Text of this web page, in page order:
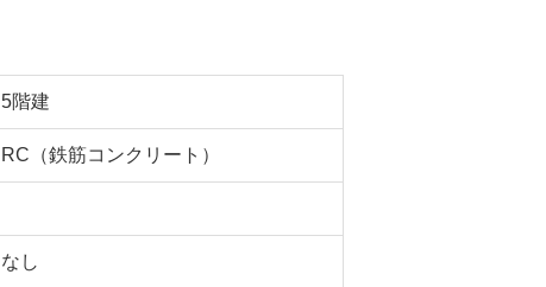
5階建
RC（鉄筋コンクリート）
なし